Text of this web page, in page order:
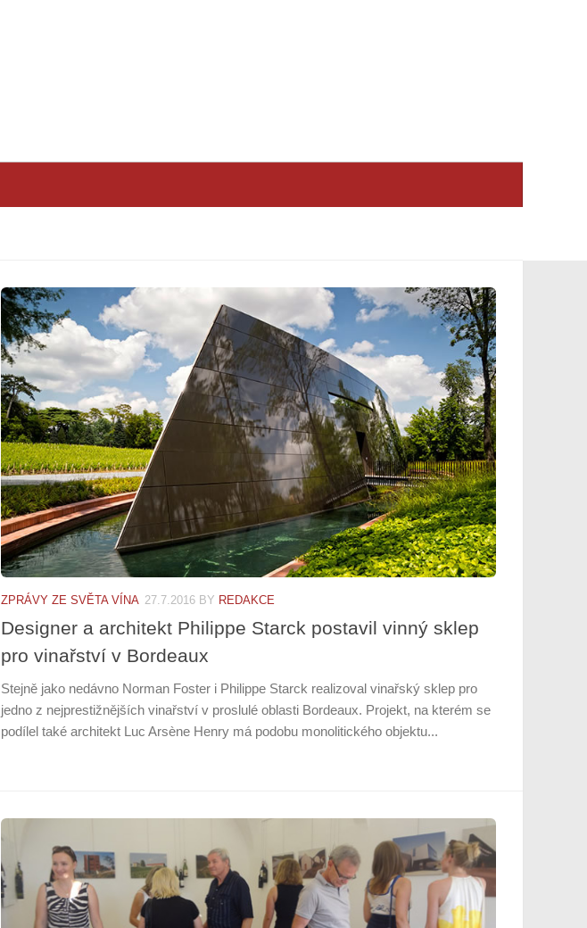
ZPRÁVY ZE SVĚTA VÍNA 27.7.2016 BY REDAKCE
Designer a architekt Philippe Starck postavil vinný sklep
pro vinařství v Bordeaux
Stejně jako nedávno Norman Foster i Philippe Starck realizoval vinařský sklep pro
jedno z nejprestižnějších vinařství v proslulé oblasti Bordeaux. Projekt, na kterém se
podílel také architekt Luc Arsène Henry má podobu monolitického objektu...